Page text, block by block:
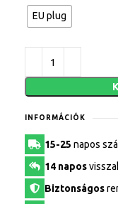
EU plug
INFORMÁCIÓK
15-25 napos
14 napos
Biztonságos